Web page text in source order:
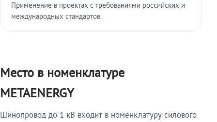
Применение в проектах с требованиями российских и
международных стандартов.
Место в номенклатуре
METAENERGY
Шинопровод до 1 кВ входит в номенклатуру силового